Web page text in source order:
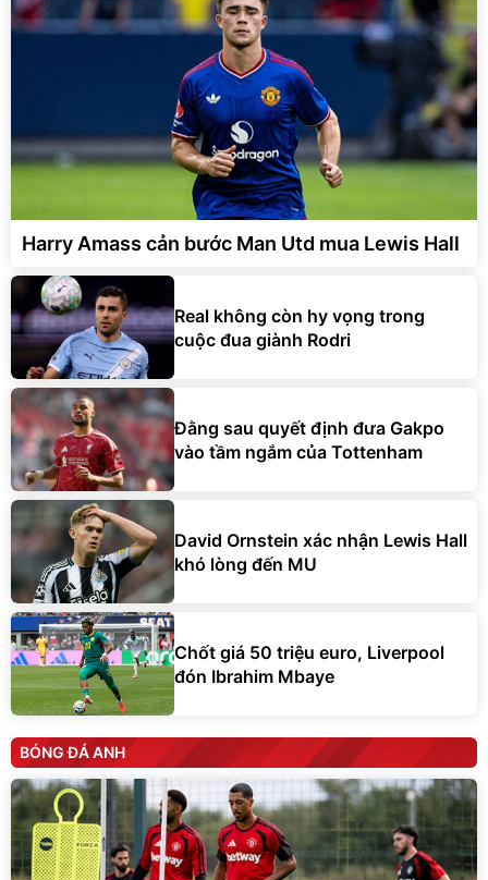
Harry Amass cản bước Man Utd mua Lewis Hall
Real không còn hy vọng trong
cuộc đua giành Rodri
Đằng sau quyết định đưa Gakpo
vào tầm ngắm của Tottenham
David Ornstein xác nhận Lewis Hall
khó lòng đến MU
Chốt giá 50 triệu euro, Liverpool
đón Ibrahim Mbaye
BÓNG ĐÁ ANH